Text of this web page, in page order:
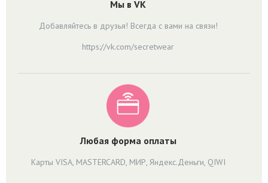
Мы в VK
Добавляйтесь в друзья! Всегда с вами на связи!
https://vk.com/secretwear
Любая форма оплаты
Карты VISA, MASTERCARD, МИР, Яндекс.Деньги, QIWI